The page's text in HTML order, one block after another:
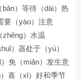
）等待（dài）热
要（yào）注意
zhěng）水温
）器处于（yú）
免（miǎn）发生意
喜（xǐ）好和季节